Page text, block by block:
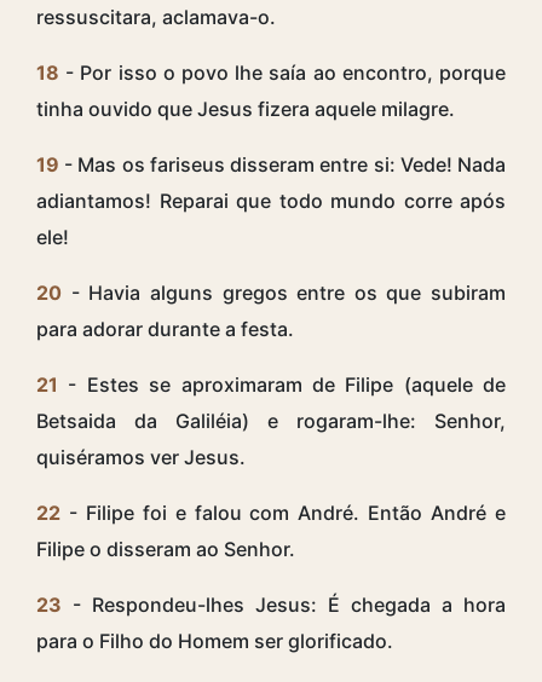
ressuscitara, aclamava-o.
18 - Por isso o povo lhe saía ao encontro, porque
tinha ouvido que Jesus fizera aquele milagre.
19 - Mas os fariseus disseram entre si: Vede! Nada
adiantamos! Reparai que todo mundo corre após
ele!
20 - Havia alguns gregos entre os que subiram
para adorar durante a festa.
21 - Estes se aproximaram de Filipe (aquele de
Betsaida da Galiléia) e rogaram-lhe: Senhor,
quiséramos ver Jesus.
22 - Filipe foi e falou com André. Então André e
Filipe o disseram ao Senhor.
23 - Respondeu-lhes Jesus: É chegada a hora
para o Filho do Homem ser glorificado.